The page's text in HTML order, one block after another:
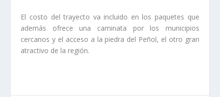
El costo del trayecto va incluido en los paquetes que
además ofrece una caminata por los municipios
cercanos y el acceso a la piedra del Peñol, el otro gran
atractivo de la región.